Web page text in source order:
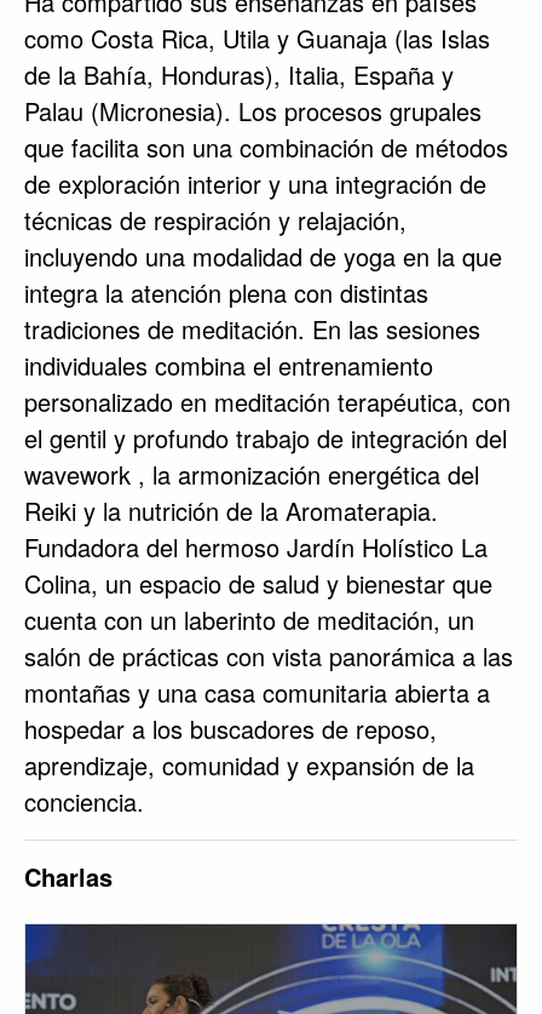
como Costa Rica, Utila y Guanaja (las Islas
de la Bahía, Honduras), Italia, España y
Palau (Micronesia). Los procesos grupales
que facilita son una combinación de métodos
de exploración interior y una integración de
técnicas de respiración y relajación,
incluyendo una modalidad de yoga en la que
integra la atención plena con distintas
tradiciones de meditación. En las sesiones
individuales combina el entrenamiento
personalizado en meditación terapéutica, con
el gentil y profundo trabajo de integración del
wavework , la armonización energética del
Reiki y la nutrición de la Aromaterapia.
Fundadora del hermoso Jardín Holístico La
Colina, un espacio de salud y bienestar que
cuenta con un laberinto de meditación, un
salón de prácticas con vista panorámica a las
montañas y una casa comunitaria abierta a
hospedar a los buscadores de reposo,
aprendizaje, comunidad y expansión de la
conciencia.
Charlas